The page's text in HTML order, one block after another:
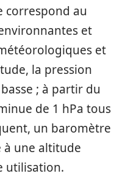
correspond au
et
et
la pression
; à partir du
de 1 hPa tous
un baromètre
une altitude
utilisation.